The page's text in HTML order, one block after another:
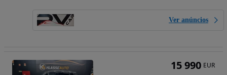
Ver anúncios
15 990 EUR